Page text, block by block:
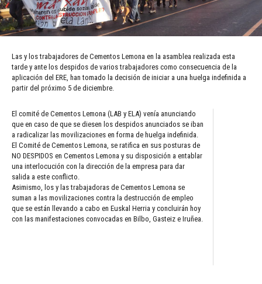
Las y los trabajadores de Cementos Lemona en la asamblea realizada esta
tarde y ante los despidos de varios trabajadores como consecuencia de la
aplicación del ERE, han tomado la decisión de iniciar a una huelga indefinida a
partir del próximo 5 de diciembre.
El comité de Cementos Lemona (LAB y ELA) venía anunciando
que en caso de que se diesen los despidos anunciados se iban
a radicalizar las movilizaciones en forma de huelga indefinida.
El Comité de Cementos Lemona, se ratifica en sus posturas de
NO DESPIDOS en Cementos Lemona y su disposición a entablar
una interlocución con la dirección de la empresa para dar
salida a este conflicto.
Asimismo, los y las trabajadoras de Cementos Lemona se
suman a las movilizaciones contra la destrucción de empleo
que se están llevando a cabo en Euskal Herria y concluirán hoy
con las manifestaciones convocadas en Bilbo, Gasteiz e Iruñea.